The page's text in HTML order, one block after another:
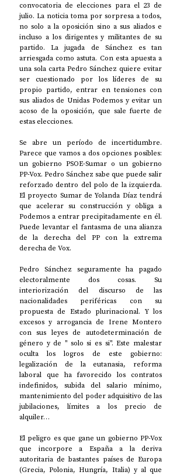
convocatoria de elecciones para el 23 de
julio. La noticia toma por sorpresa a todos,
no solo a la oposición sino a sus aliados e
incluso a los dirigentes y militantes de su
partido. La jugada de Sánchez es tan
arriesgada como astuta. Con esta apuesta a
una sola carta Pedro Sánchez quiere evitar
ser cuestionado por los líderes de su
propio partido, entrar en tensiones con
sus aliados de Unidas Podemos y evitar un
acoso de la oposición, que sale fuerte de
estas elecciones.
Se abre un período de incertidumbre.
Parece que vamos a dos opciones posibles:
un gobierno PSOE-Sumar o un gobierno
PP-Vox. Pedro Sánchez sabe que puede salir
reforzado dentro del polo de la izquierda.
El proyecto Sumar de Yolanda Díaz tendrá
que acelerar su construcción y obliga a
Podemos a entrar precipitadamente en él.
Puede levantar el fantasma de una alianza
de la derecha del PP con la extrema
derecha de Vox.
Pedro Sánchez seguramente ha pagado
electoralmente dos cosas. Su
interiorización del discurso de las
nacionalidades periféricas con su
propuesta de Estado plurinacional. Y los
excesos y arrogancia de Irene Montero
con sus leyes de autodeterminación de
género y de " solo si es si". Este malestar
oculta los logros de este gobierno:
legalización de la eutanasia, reforma
laboral que ha favorecido los contratos
indefinidos, subida del salario mínimo,
mantenimiento del poder adquisitivo de las
jubilaciones, límites a los precio de
alquiler…
El peligro es que gane un gobierno PP-Vox
que incorpore a España a la deriva
autoritaria de bastantes países de Europa
(Grecia, Polonia, Hungría, Italia) y al que